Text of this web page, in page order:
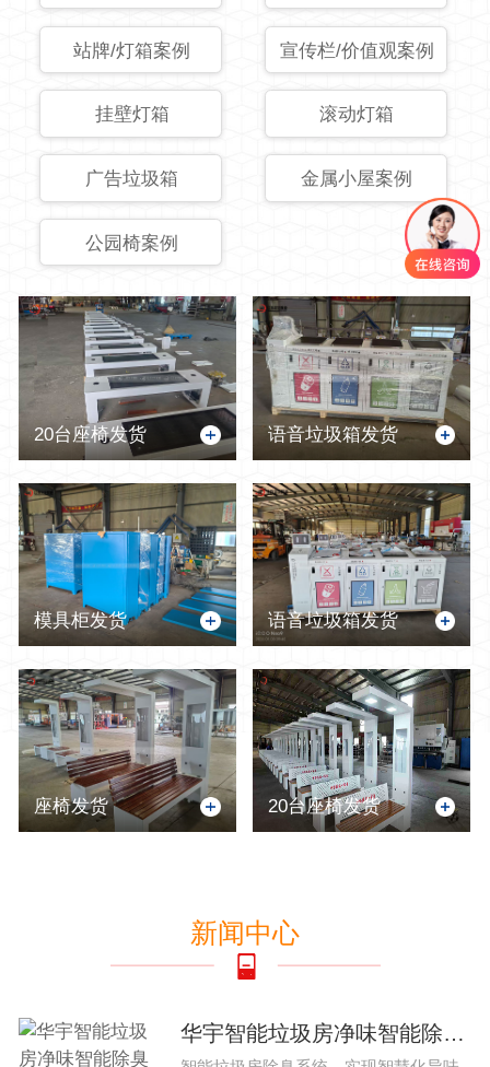
站牌/灯箱案例 宣传栏/价值观案例
挂壁灯箱 滚动灯箱
广告垃圾箱 金属小屋案例
公园椅案例
20台座椅发货 语音垃圾箱发货
模具柜发货 语音垃圾箱发货
座椅发货 20台座椅发货
新闻中心
华宇智能垃圾房净味智能除臭..